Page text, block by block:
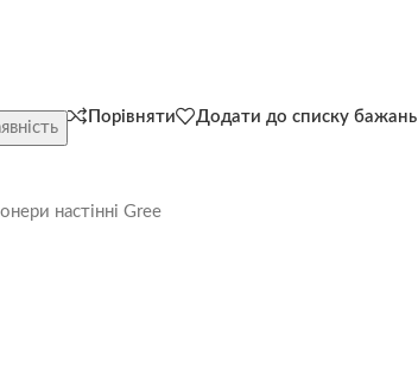
Порівняти Додати до списку бажань
настінні Gree